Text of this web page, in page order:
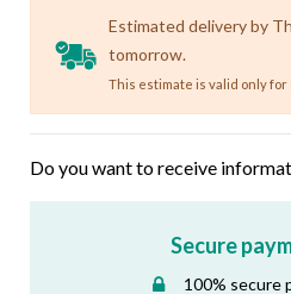
Estimated delivery by
tomorrow.
This estimate is valid only
Do you want to receive
Secure
100% secure